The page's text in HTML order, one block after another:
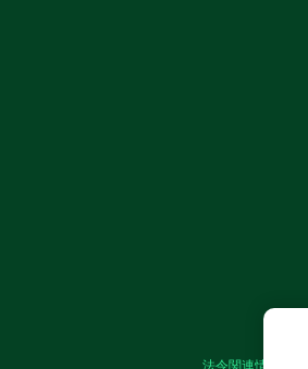
法令関連情報